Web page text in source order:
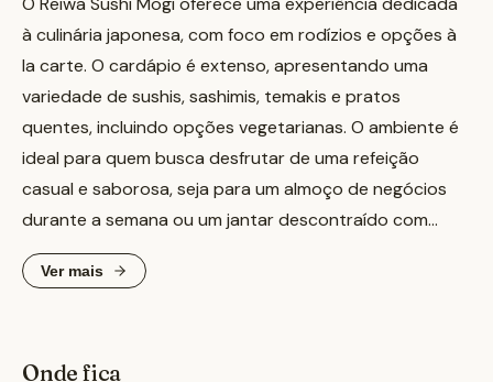
à culinária japonesa, com foco em rodízios e opções à
la carte. O cardápio é extenso, apresentando uma
variedade de sushis, sashimis, temakis e pratos
quentes, incluindo opções vegetarianas. O ambiente é
ideal para quem busca desfrutar de uma refeição
casual e saborosa, seja para um almoço de negócios
durante a semana ou um jantar descontraído com
amigos e família. Destaques do menu incluem o Rodízio
Premium, com uma seleção diversificada de peças, e o
Ver mais
Onde fica